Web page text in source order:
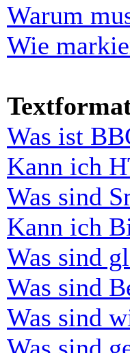
Warum
Wie
Was ist
Kann ich
Was sind
Kann ich
Was sind
Was sind
Was sind